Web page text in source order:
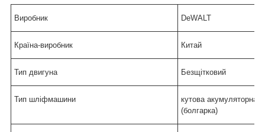
Виробник DeWALT
Країна-виробник Китай
Тип двигуна Безщітковий
Тип шліфмашини
кутова акумуляторна
(болгарка)